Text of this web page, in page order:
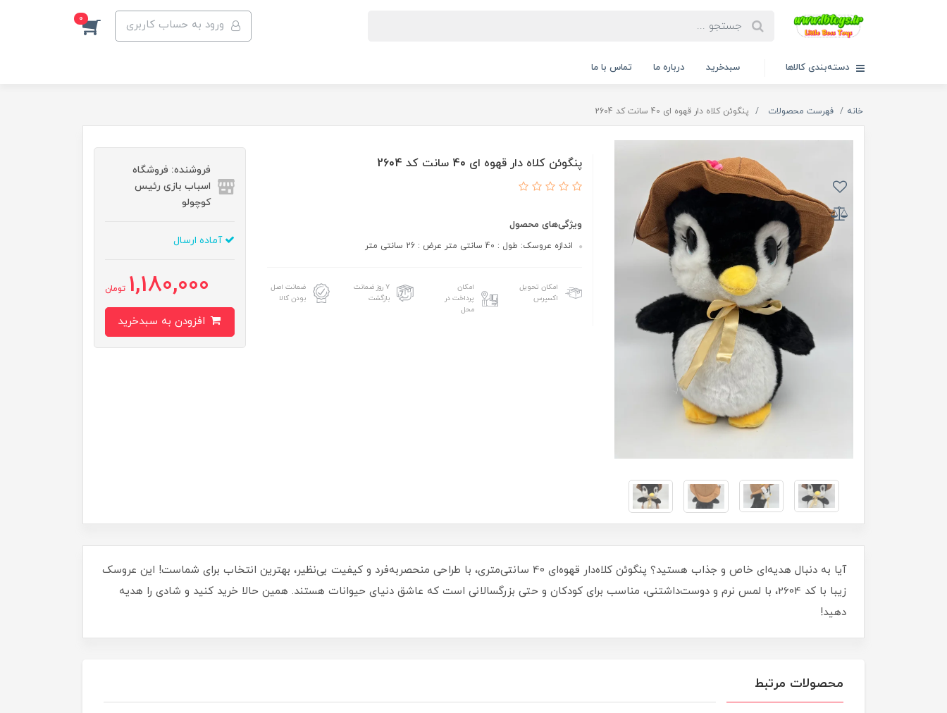
ورود به حساب کاربری 0
دسته‌بندی کالاها سبدخرید درباره ما تماس با ما
خانه فهرست محصولات پنگوئن کلاه دار قهوه ای 40 سانت کد 2604
پنگوئن کلاه دار قهوه ای 40 سانت کد 2604
ویژگی‌های محصول
اندازه عروسک: طول : 40 سانتی متر عرض : 26 سانتی متر
امکان تحویل
اکسپرس
امکان
پرداخت در
محل
۷ روز ضمانت
بازگشت
ضمانت اصل
بودن کالا
فروشنده: فروشگاه
اسباب بازی رئیس
کوچولو
آماده ارسال
1,180,000 تومان
آیا به دنبال هدیه‌ای خاص و جذاب هستید؟ پنگوئن کلاه‌دار قهوه‌ای 40 سانتی‌متری، با طراحی منحصربه‌فرد و کیفیت بی‌نظیر، بهترین انتخاب برای شماست! این عروسک
زیبا با کد 2604، با لمس نرم و دوست‌داشتنی، مناسب برای کودکان و حتی بزرگسالانی است که عاشق دنیای حیوانات هستند. همین حالا خرید کنید و شادی را هدیه
دهید!
محصولات مرتبط